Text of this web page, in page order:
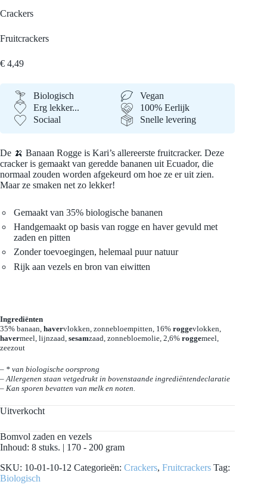
Crackers
Fruitcrackers
€ 4,49
Biologisch
Vegan
Erg lekker...
100% Eerlijk
Sociaal
Snelle levering
De 🍌 Banaan Rogge is Kari’s allereerste fruitcracker. Deze
cracker is gemaakt van geredde bananen uit Ecuador, die
normaal zouden worden afgekeurd om hoe ze er uit zien.
Maar ze smaken net zo lekker!
Gemaakt van 35% biologische bananen
Handgemaakt op basis van rogge en haver gevuld met
zaden en pitten
Zonder toevoegingen, helemaal puur natuur
Rijk aan vezels en bron van eiwitten
Ingrediënten
35% banaan, havervlokken, zonnebloempitten, 16% roggevlokken,
havermeel, lijnzaad, sesamzaad, zonnebloemolie, 2,6% roggemeel,
zeezout
– * van biologische oorsprong
– Allergenen staan vetgedrukt in bovenstaande ingrediëntendeclaratie
– Kan sporen bevatten van melk en noten.
Uitverkocht
Bomvol zaden en vezels
Inhoud: 8 stuks. | 170 - 200 gram
SKU: 10-01-10-12 Categorieën: Crackers, Fruitcrackers Tag:
Biologisch